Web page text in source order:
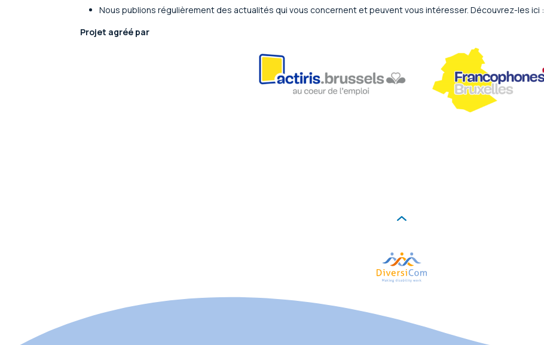
Nous publions régulièrement des actualités qui vous concernent et peuvent vous intéresser. Découvrez-les ici :
Projet agréé par